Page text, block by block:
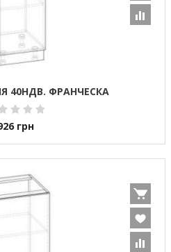
40НДВ. ФРАНЧЕСКА
грн